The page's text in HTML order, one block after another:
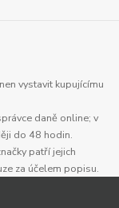
vystavit kupujícímu
daně online; v
do 48 hodin.
patří jejich
za účelem popisu.